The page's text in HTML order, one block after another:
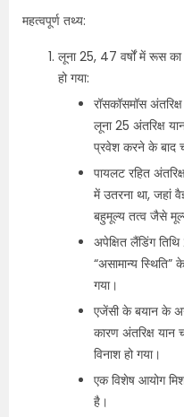
महत्वपूर्ण तथ्य:
लूना 25, 47 वर्षों में रूस का
हो गया:
रॉसकॉसमॉस
लूना 25 अंतरिक्ष
प्रवेश करने के बाद
पायलट रहित
में उतरना था, जहां
बहुमूल्य तत्व जैसे
अपेक्षित लैंडिंग
“असामान्य
गया।
एजेंसी के बयान के
कारण अंतरिक्ष
विनाश हो गया।
एक विशेष आयोग
है।